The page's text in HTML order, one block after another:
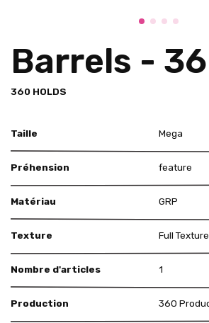
Barrels -
360 HOLDS
Taille Mega
Préhension feature
Matériau GRP
Texture Full Texture
Nombre d'articles 1
Production 360